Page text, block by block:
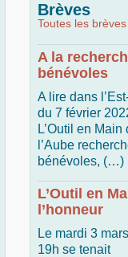
Brèves
Toutes les brèves
A la
bénévoles
A lire dans
du 7 février
L’Outil en Main
l’Aube
bénévoles, (…)
L’Outil en
l’honneur
Le mardi 3
19h se tenait